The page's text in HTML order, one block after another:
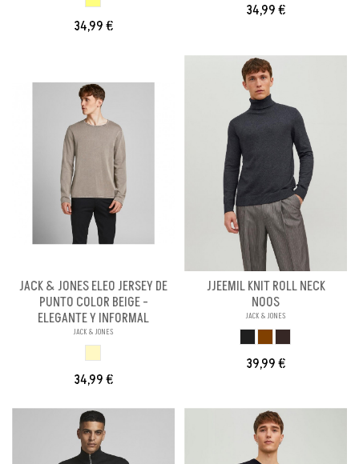
34,99 €
34,99 €
JACK & JONES ELEO JERSEY DE
PUNTO COLOR BEIGE -
ELEGANTE Y INFORMAL
JACK & JONES
34,99 €
JJEEMIL KNIT ROLL NECK
NOOS
JACK & JONES
39,99 €